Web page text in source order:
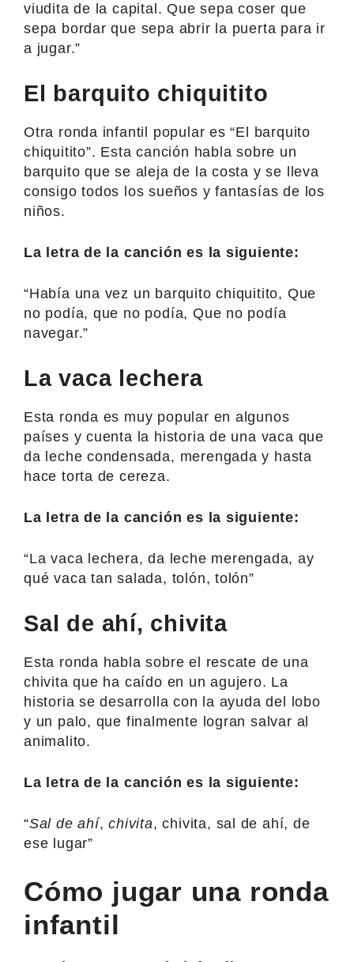
viudita de la capital. Que sepa coser que
sepa bordar que sepa abrir la puerta para ir
a jugar.”
El barquito chiquitito
Otra ronda infantil popular es “El barquito
chiquitito”. Esta canción habla sobre un
barquito que se aleja de la costa y se lleva
consigo todos los sueños y fantasías de los
niños.
La letra de la canción es la siguiente:
“Había una vez un barquito chiquitito, Que
no podía, que no podía, Que no podía
navegar.”
La vaca lechera
Esta ronda es muy popular en algunos
países y cuenta la historia de una vaca que
da leche condensada, merengada y hasta
hace torta de cereza.
La letra de la canción es la siguiente:
“La vaca lechera, da leche merengada, ay
qué vaca tan salada, tolón, tolón”
Sal de ahí, chivita
Esta ronda habla sobre el rescate de una
chivita que ha caído en un agujero. La
historia se desarrolla con la ayuda del lobo
y un palo, que finalmente logran salvar al
animalito.
La letra de la canción es la siguiente:
“Sal de ahí,chivita, chivita, sal de ahí, de
ese lugar”
Cómo jugar una ronda
infantil